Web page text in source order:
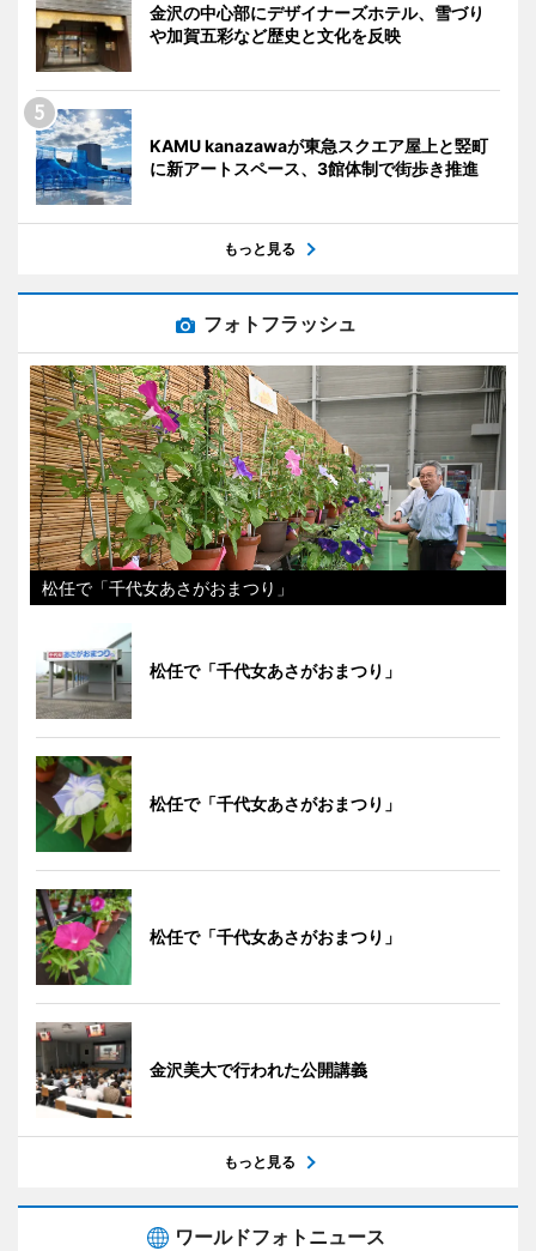
金沢の中心部にデザイナーズホテル、雪づり
や加賀五彩など歴史と文化を反映
KAMU kanazawaが東急スクエア屋上と竪町
に新アートスペース、3館体制で街歩き推進
もっと見る
フォトフラッシュ
松任で「千代女あさがおまつり」
松任で「千代女あさがおまつり」
松任で「千代女あさがおまつり」
松任で「千代女あさがおまつり」
金沢美大で行われた公開講義
もっと見る
ワールドフォトニュース